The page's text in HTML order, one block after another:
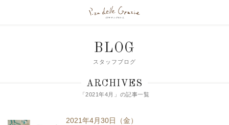
BLOG
スタッフブログ
ARCHIVES
「2021年4月」の記事一覧
2021年4月30日（金）